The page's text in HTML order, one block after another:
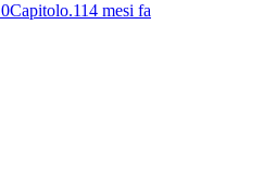
0Capitolo.114 mesi fa